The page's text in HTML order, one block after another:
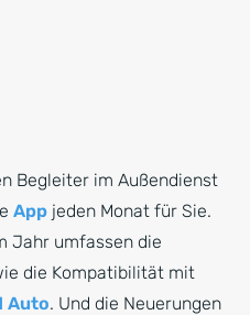
Begleiter im Außendienst
App jeden Monat für Sie.
Jahr umfassen die
die Kompatibilität mit
Auto. Und die Neuerungen